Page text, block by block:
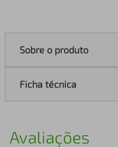
Sobre o produto
Ficha técnica
Avaliações